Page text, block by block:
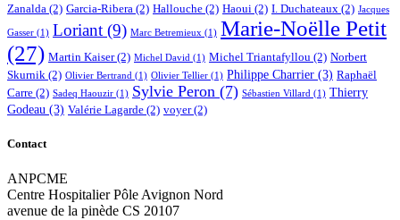
Zanalda (2) Garcia-Ribera (2) Hallouche (2) Haoui (2) I. Duchateaux (2) Jacques
Gasser (1) Loriant (9) Marc Betremieux (1) Marie-Noëlle Petit
(27) Martin Kaiser(2) Michel David (1) Michel Triantafyllou (2) Norbert
Skurnik (2) Olivier Bertrand (1) Olivier Tellier (1) Philippe Charrier (3) Raphaël
Carre (2) Sadeq Haouzir (1) Sylvie Peron (7) Sébastien Villard (1) Thierry
Godeau (3) Valérie Lagarde (2) voyer(2)
Contact
ANPCME
Centre Hospitalier Pôle Avignon Nord
avenue de la pinède CS 20107